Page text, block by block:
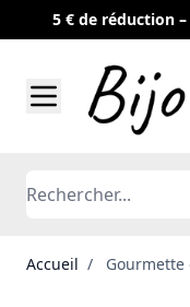
5 € de réduction
Rechercher
Accueil / Gourmette